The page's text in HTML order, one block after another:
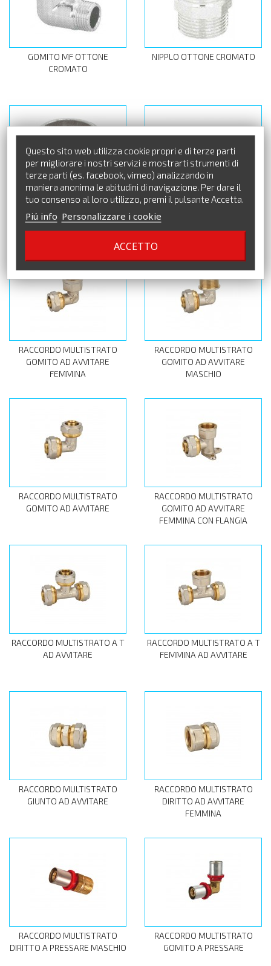
GOMITO MF OTTONE
CROMATO
NIPPLO OTTONE CROMATO
RIDUZIONE OTTONE
RACCORDO MULTISTRATO
RACCORDO MULTISTRATO
GOMITO AD AVVITARE
FEMMINA
RACCORDO MULTISTRATO
GOMITO AD AVVITARE
MASCHIO
RACCORDO MULTISTRATO
GOMITO AD AVVITARE
RACCORDO MULTISTRATO
GOMITO AD AVVITARE
FEMMINA CON FLANGIA
RACCORDO MULTISTRATO A T
AD AVVITARE
RACCORDO MULTISTRATO A T
FEMMINA AD AVVITARE
RACCORDO MULTISTRATO
GIUNTO AD AVVITARE
RACCORDO MULTISTRATO
DIRITTO AD AVVITARE
FEMMINA
RACCORDO MULTISTRATO
DIRITTO A PRESSARE MASCHIO
RACCORDO MULTISTRATO
GOMITO A PRESSARE
Questo sito web utilizza cookie propri e di terze parti
per migliorare i nostri servizi e mostrarti strumenti di
terze parti (es. facebook, vimeo) analizzando in
maniera anonima le abitudini di navigazione. Per dare il
tuo consenso al loro utilizzo, premi il pulsante Accetta.
Piú info Personalizzare i cookie
ACCETTO